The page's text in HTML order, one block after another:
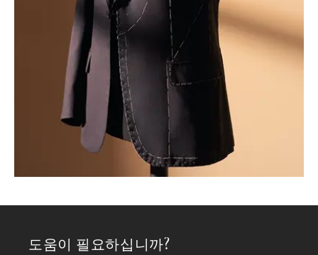
도움이 필요하십니까?